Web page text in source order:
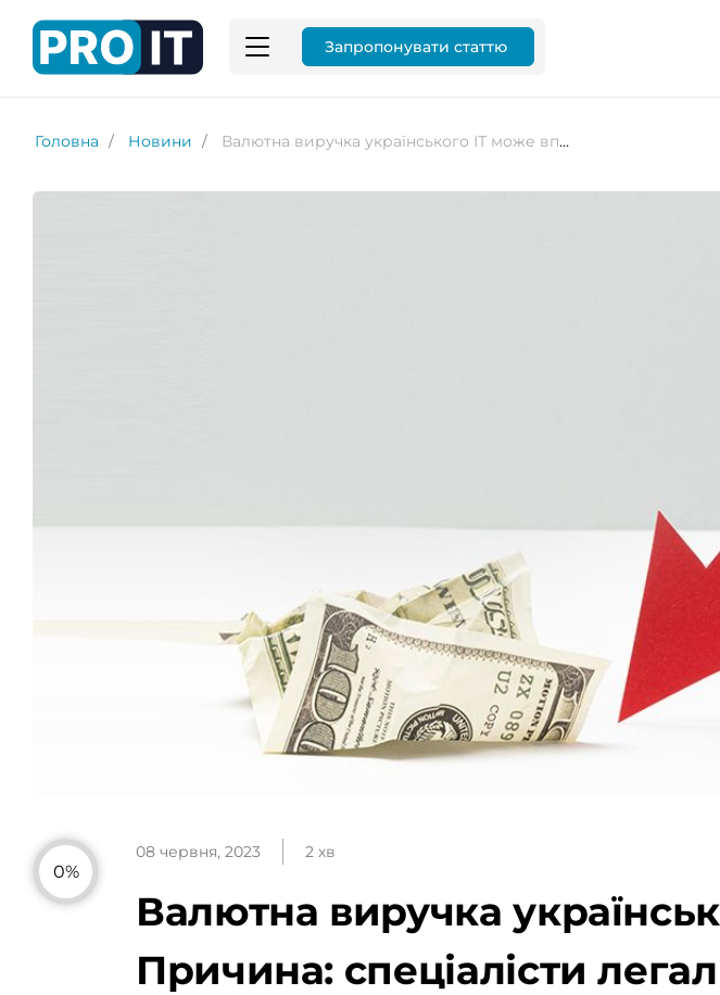
Запропонувати статтю
Головна Новини Валютна виручка українського ІТ може впасти на 30-40%. Причина: спеціалісти легалізуються за кордоном
0%
08 червня, 2023 2 хв
Валютна виручка
Причина: спеціалісти